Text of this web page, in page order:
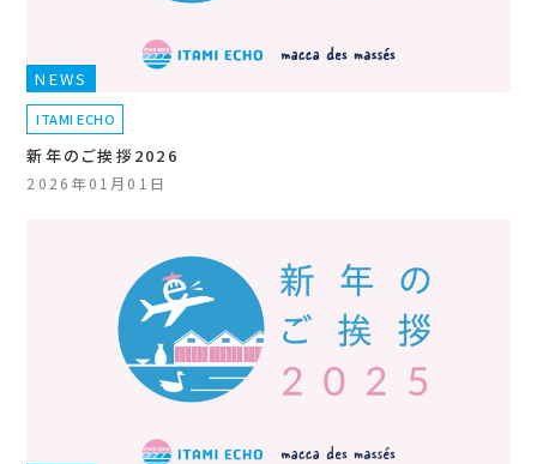
NEWS
ITAMI ECHO
新年のご挨拶2026
2026年01月01日